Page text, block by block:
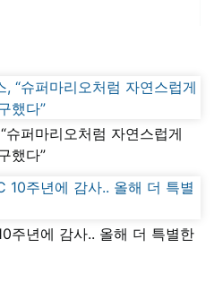
퍼마리오처럼 자연스럽게
했다”
주년에 감사.. 올해 더 특별한